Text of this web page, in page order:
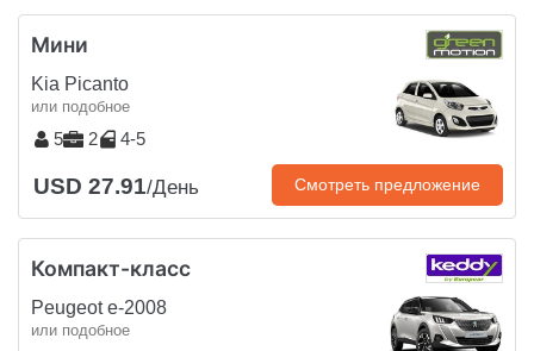
Мини
Kia Picanto
или подобное
5 2 4-5
USD 27.91/День Смотреть предложение
Компакт-класс
Peugeot e-2008
или подобное